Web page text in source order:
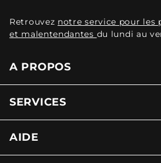
Retrouvez notre service pour les
et malentendantes du lundi au
A PROPOS
SERVICES
AIDE